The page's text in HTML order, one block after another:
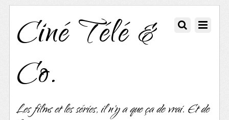
Ciné Télé &
Co.
Les films et les séries, il n'y a que ça de vrai. Et de